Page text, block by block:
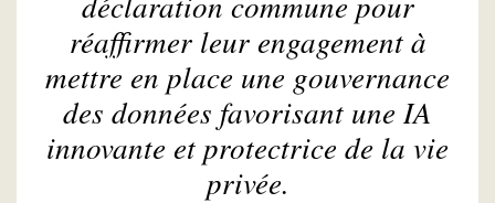
réaffirmer leur engagement à
mettre en place une gouvernance
des données favorisant une IA
innovante et protectrice de la vie
privée.